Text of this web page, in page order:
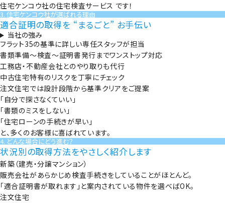
住宅ケンコウ社の住宅検査サービス です！
3. 住宅ケンコウ社が選ばれる理由
適合証明の取得を “まるごと” お手伝い
当社の強み
フラット35の基準に詳しい専任スタッフが担当
書類準備〜検査〜証明書発行までワンストップ対応
工務店・不動産会社とのやり取りも代行
中古住宅特有のリスクを丁寧にチェック
注文住宅では設計段階から基準クリアをご提案
「自分で探さなくていい」
「書類のミスをしない」
「住宅ローンの手続きが早い」
と、多くのお客様に喜ばれています。
4. どんな場合にどう進む？
状況別の取得方法をやさしく紹介します
新築（建売・分譲マンション）
販売会社があらかじめ検査手続きをしていることがほとんど。
「適合証明書が取れます」と案内されている物件を選べばOK。
注文住宅